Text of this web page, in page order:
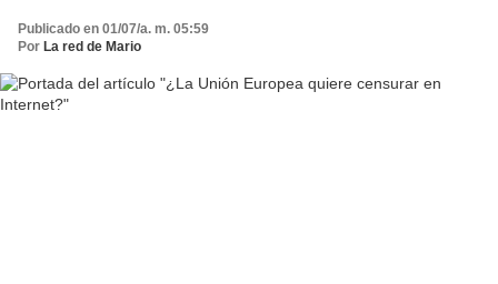
Publicado en 01/07/a. m. 05:59
Por La red de Mario